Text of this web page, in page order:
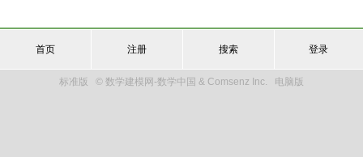
首页 注册 搜索 登录
标准版 © 数学建模网-数学中国 & Comsenz Inc. 电脑版